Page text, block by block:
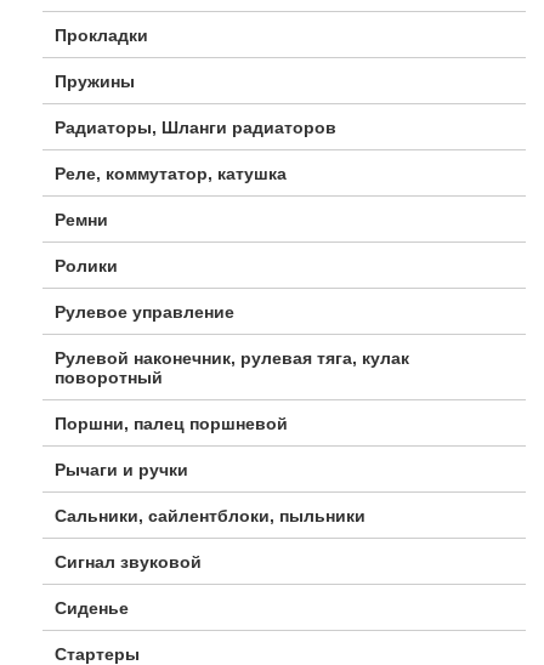
Прокладки
Пружины
Радиаторы, Шланги радиаторов
Реле, коммутатор, катушка
Ремни
Ролики
Рулевое управление
Рулевой наконечник, рулевая тяга, кулак
поворотный
Поршни, палец поршневой
Рычаги и ручки
Сальники, сайлентблоки, пыльники
Сигнал звуковой
Сиденье
Стартеры